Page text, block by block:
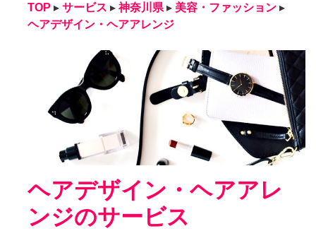
TOP ▸ サービス ▸ 神奈川県 ▸ 美容・ファッション ▸
ヘアデザイン・ヘアアレンジ
ヘアデザイン・ヘアアレ
ンジのサービス